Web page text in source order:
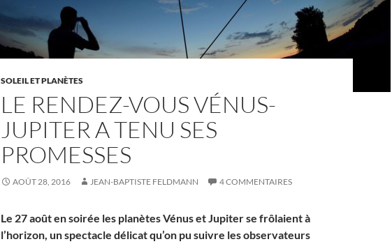
SOLEIL ET PLANÈTES
LE RENDEZ-VOUS VÉNUS-
JUPITER A TENU SES
PROMESSES
AOÛT 28, 2016 JEAN-BAPTISTE FELDMANN 4 COMMENTAIRES
Le 27 août en soirée les planètes Vénus et Jupiter se frôlaient à
l’horizon, un spectacle délicat qu’on pu suivre les observateurs